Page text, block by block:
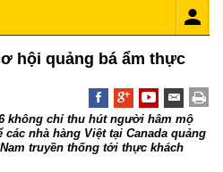
hội quảng bá ẩm thực
không chỉ thu hút người hâm mộ
nhà hàng Việt tại Canada quảng
truyền thống tới thực khách